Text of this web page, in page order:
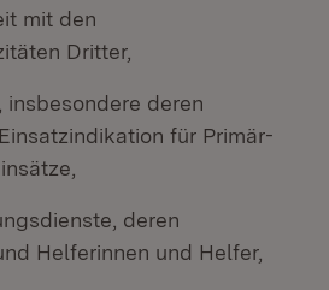
mit den
Dritter,
deren
für Primär-
deren
Helferinnen und Helfer,